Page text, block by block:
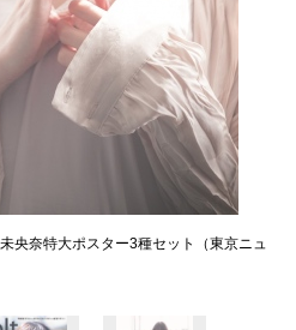
央奈特大ポスター3種セット（東京ニュ